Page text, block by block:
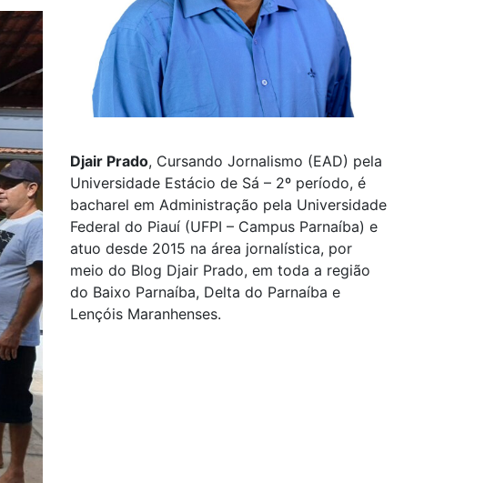
Djair Prado, Cursando Jornalismo (EAD) pela
Universidade Estácio de Sá – 2º período, é
bacharel em Administração pela Universidade
Federal do Piauí (UFPI – Campus Parnaíba) e
atuo desde 2015 na área jornalística, por
meio do Blog Djair Prado, em toda a região
do Baixo Parnaíba, Delta do Parnaíba e
Lençóis Maranhenses.